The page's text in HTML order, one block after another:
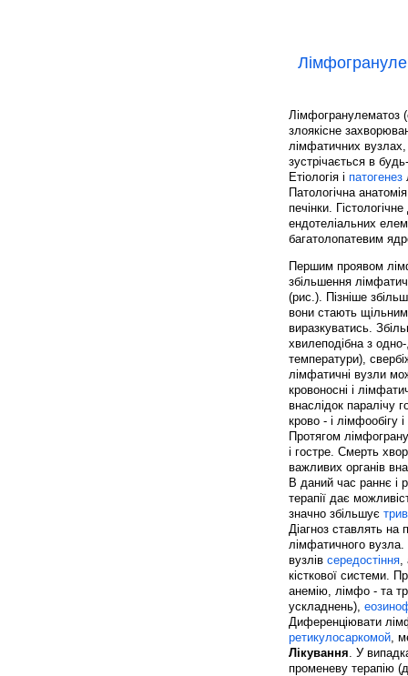
Лімфогранулематоз
злоякісне
лімфатичних вузлах,
зустрічається в
Етіологія і патогенез
Патологічна
печінки.
ендотеліальних
багатолопатевим
Першим проявом
збільшення
(рис.). Пізніше
вони стають
виразкуватись.
хвилеподібна з
температури),
лімфатичні вузли
кровоносні і
внаслідок паралічу
крово - і лімфообігу
Протягом
і гостре. Смерть
важливих органів
В даний час раннє і
терапії дає
значно збільшує
Діагноз ставлять на
лімфатичного
вузлів середостіння,
кісткової системи.
анемію, лімфо - та
ускладнень),
Диференціювати
ретикулосаркомой,
Лікування. У
променеву терапію